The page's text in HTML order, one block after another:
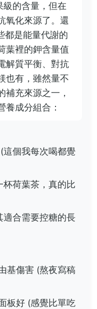
級的含量，但在
氧化來源了。還
都是能量代謝的
葉裡的鉀含量值
解質平衡、對抗
也有，雖然量不
補充來源之一，
養成分組合：
個我每次喝都覺
荷葉茶，真的比
適合需要控糖的長
基傷害 (熬夜寫稿
板好 (感覺比單吃